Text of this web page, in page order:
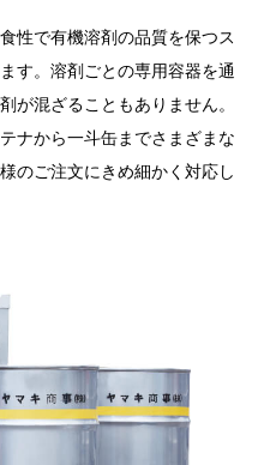
性で有機溶剤の品質を保つス
す。溶剤ごとの専用容器を通
が混ざることもありません。
ナから一斗缶までさまざまな
のご注文にきめ細かく対応し